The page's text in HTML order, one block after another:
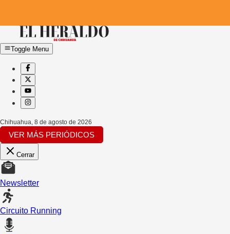
Toggle Menu
Chihuahua 8 de agosto de 2026
VER MÁS PERIÓDICOS
Cerrar
Newsletter
Circuito Running